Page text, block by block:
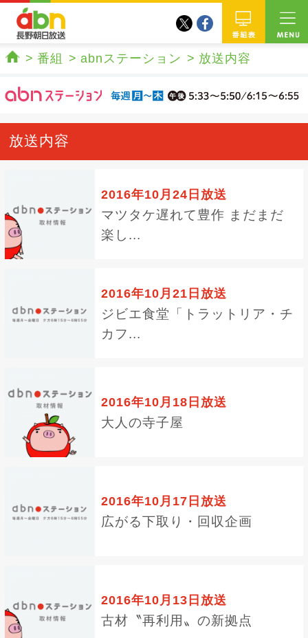
twitterfacebook
番組 abnステーション 放送内容
放送内容
2016年10月24日放送
マツタケ遅れて豊作 まだまだ
楽し...
2016年10月21日放送
ジビエ食堂「トラットリア・チ
カフ...
2016年10月18日放送
大人の寺子屋
2016年10月17日放送
広がる下取り・回収企画
2016年10月13日放送
古材〝再利用〟の新拠点